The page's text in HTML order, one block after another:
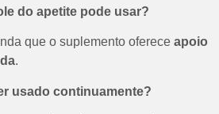
do apetite pode usar?
que o suplemento oferece apoio
.
usado continuamente?